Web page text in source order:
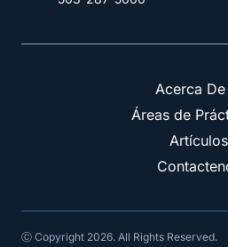
Acerca De
Áreas de
Artículos
Ⓒ Copyright 2026. All Rights Reserved.